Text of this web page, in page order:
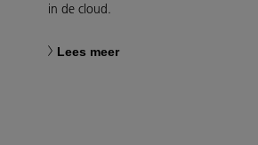
in de cloud.
Lees meer